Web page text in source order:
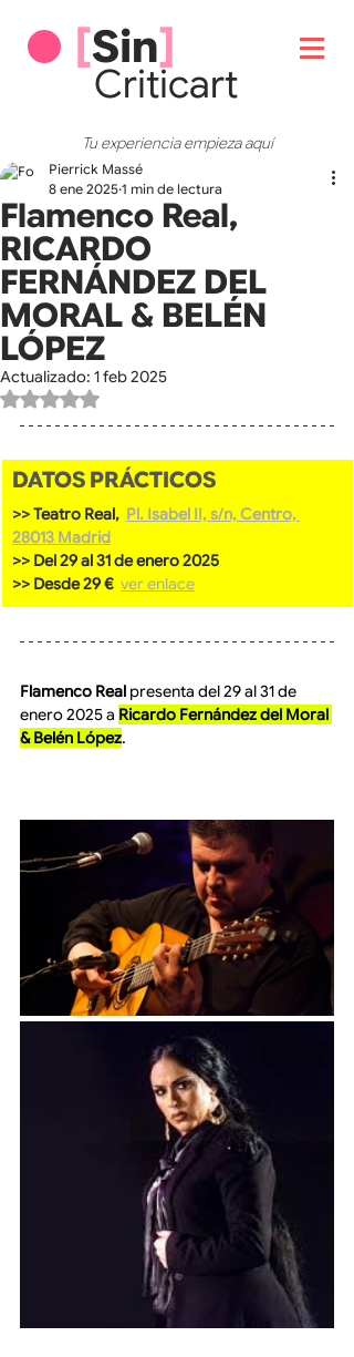
[Sin]
Criticart
Tu experiencia empieza aquí
Flamenco Real,
RICARDO
FERNÁNDEZ DEL
MORAL & BELÉN
LÓPEZ
Pierrick Massé
8 ene 2025 1 min de lectura
Actualizado: 1 feb 2025
Obtuvo NaN de 5 estrellas.
DATOS PRÁCTICOS
>> Teatro Real, Pl. Isabel II, s/n, Centro,
28013 Madrid
>> Del 29 al 31 de enero 2025
>> Desde 29 € ver enlace
Flamenco Real presenta del 29 al 31 de
enero 2025 a Ricardo Fernández del Moral
& Belén López.